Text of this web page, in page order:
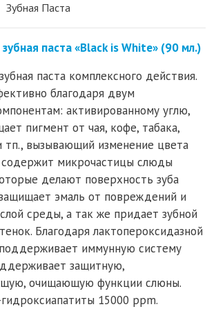
Зубная Паста
паста «Black is White» (90 мл.)
паста комплексного действия.
благодаря двум
активированному углю,
пигмент от чая, кофе, табака,
тп., вызывающий изменение цвета
содержит микрочастицы слюды
делают поверхность зуба
эмаль от повреждений и
среды, а так же придает зубной
Благодаря лактопероксидазной
иммунную систему
защитную,
очищающую функции слюны.
15000 ppm.